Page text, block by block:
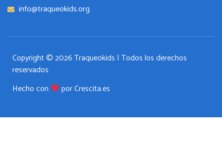
info@traqueokids.org
Copyright © 2026 Traqueokids | Todos los derechos
reservados
Hecho con
por Crescita.es